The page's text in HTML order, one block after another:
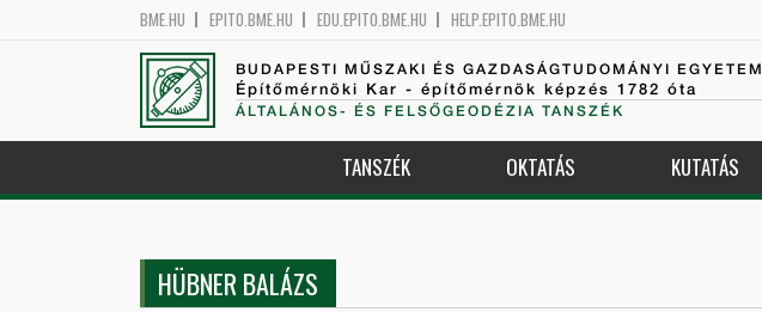
BME.HU EPITO.BME.HU EDU.EPITO.BME.HU HELP.EPITO.BME.HU
BUDAPESTI MŰSZAKI ÉS GAZDASÁGTUDOMÁNYI EGYETEM
Építőmérnöki Kar - építőmérnök képzés 1782 óta
ÁLTALÁNOS- ÉS FELSŐGEODÉZIA TANSZÉK
TANSZÉK OKTATÁS KUTATÁS
HÜBNER BALÁZS